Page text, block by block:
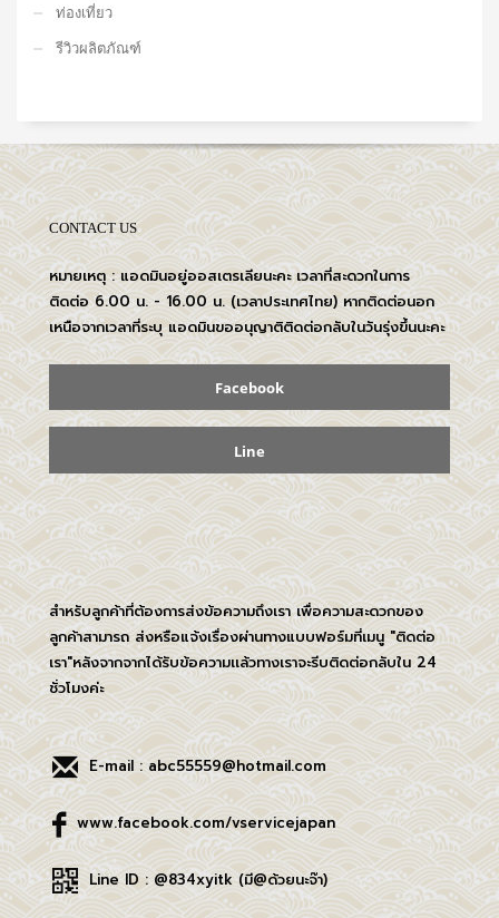
ท่องเที่ยว
รีวิวผลิตภัณฑ์
CONTACT US
หมายเหตุ : แอดมินอยู่ออสเตรเลียนะคะ เวลาที่สะดวกในการ
ติดต่อ 6.00 น. - 16.00 น. (เวลาประเทศไทย) หากติดต่อนอก
เหนือจากเวลาที่ระบุ แอดมินขออนุญาติติดต่อกลับในวันรุ่งขึ้นนะคะ
Facebook
Line
สำหรับลูกค้าที่ต้องการส่งข้อความถึงเรา เพื่อความสะดวกของ
ลูกค้าสามารถ ส่งหรือแจ้งเรื่องผ่านทางแบบฟอร์มที่เมนู "ติดต่อ
เรา"หลังจากจากได้รับข้อความเเล้วทางเราจะรีบติดต่อกลับใน 24
ชั่วโมงค่ะ
E-mail : abc55559@hotmail.com
www.facebook.com/vservicejapan
Line ID : @834xyitk (มี@ด้วยนะจ๊า)